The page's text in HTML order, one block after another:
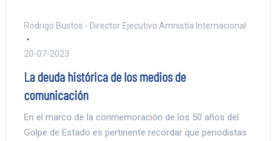
Rodrigo Bustos - Director Ejecutivo Amnistía Internacional
20-07-2023
La deuda histórica de los medios de
comunicación
En el marco de la conmemoración de los 50 años del
Golpe de Estado es pertinente recordar que periodistas